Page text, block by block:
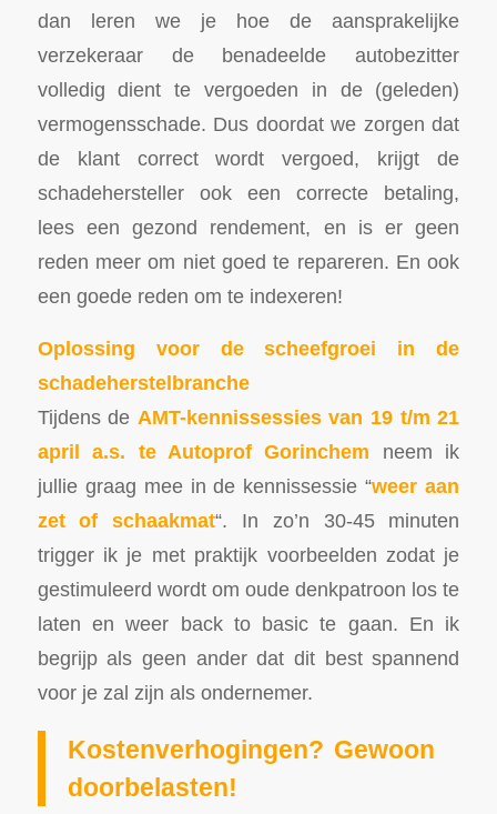
dan leren we je hoe de aansprakelijke
verzekeraar de benadeelde autobezitter
volledig dient te vergoeden in de (geleden)
vermogensschade. Dus doordat we zorgen dat
de klant correct wordt vergoed, krijgt de
schadehersteller ook een correcte betaling,
lees een gezond rendement, en is er geen
reden meer om niet goed te repareren. En ook
een goede reden om te indexeren!
Oplossing voor de scheefgroei in de
schadeherstelbranche
Tijdens de AMT-kennissessies van 19 t/m 21
april a.s. te Autoprof Gorinchem neem ik
jullie graag mee in de kennissessie “weer aan
zet of schaakmat“. In zo’n 30-45 minuten
trigger ik je met praktijk voorbeelden zodat je
gestimuleerd wordt om oude denkpatroon los te
laten en weer back to basic te gaan. En ik
begrijp als geen ander dat dit best spannend
voor je zal zijn als ondernemer.
Kostenverhogingen? Gewoon
doorbelasten!